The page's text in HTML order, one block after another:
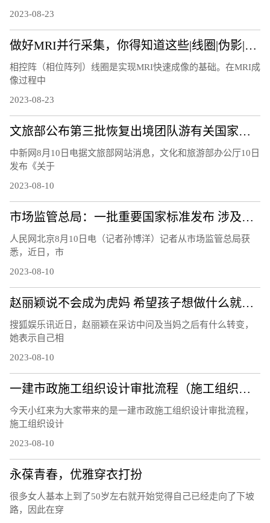
2023-08-23
做好MRI并行采集，你得知道这些|线圈|伪影|图像|因子|
相控阵（相位阵列）线圈是实现MRI快速成像的基础。在MRI成
像过程中
2023-08-23
文旅部公布第三批恢复出境团队游有关国家和地区名单
中新网8月10日电据文旅部网站消息，文化和旅游部办公厅10日
发布《关于
2023-08-10
市场监管总局：一批重要国家标准发布 涉及暑期活动、家居生活等领域
人民网北京8月10日电（记者孙博洋）记者从市场监管总局获
悉，近日，市
2023-08-10
赵丽颖说不会成为虎妈 希望孩子想做什么就做什么
搜狐娱乐讯近日，赵丽颖在采访中问及当妈之后有什么转变，
她表示自己相
2023-08-10
一建市政施工组织设计审批流程（施工组织设计审批流程）
今天小红来为大家带来的是一建市政施工组织设计审批流程，
施工组织设计
2023-08-10
永葆青春，优雅穿衣打扮
很多女人基本上到了50岁左右就开始觉得自己已经走向了下坡
路，因此在穿